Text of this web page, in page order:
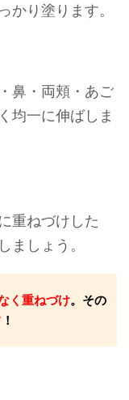
かり塗ります。
鼻・両頬・あご
均一に伸ばしま
重ねづけした
ましょう。
く重ねづけ。その
！